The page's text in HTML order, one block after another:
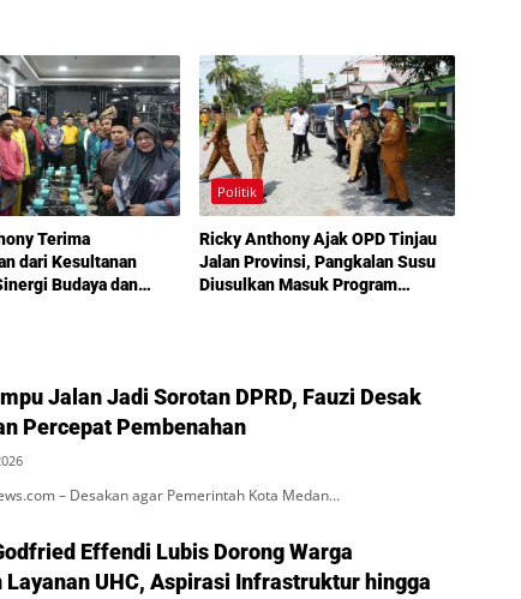
Terima
dari Kesultanan
Budaya dan
Politik
Ricky Anthony Ajak OPD Tinjau
Jalan Provinsi, Pangkalan Susu
Diusulkan Masuk Program
Jalan Jadi Sorotan DPRD, Fauzi Desak
Percepat Pembenahan
– Desakan agar Pemerintah Kota Medan…
Effendi Lubis Dorong Warga
UHC, Aspirasi Infrastruktur hingga